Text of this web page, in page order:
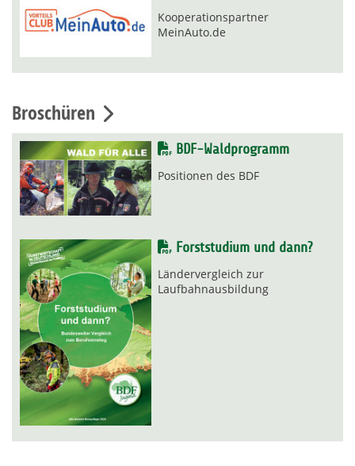
Kooperationspartner
MeinAuto.de
Broschüren
BDF-Waldprogramm
Positionen des BDF
Forststudium und dann?
Ländervergleich zur
Laufbahnausbildung